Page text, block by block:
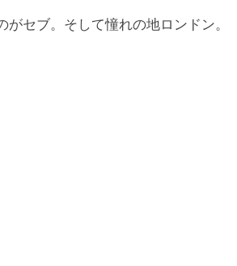
セブ。そして憧れの地ロンドン。